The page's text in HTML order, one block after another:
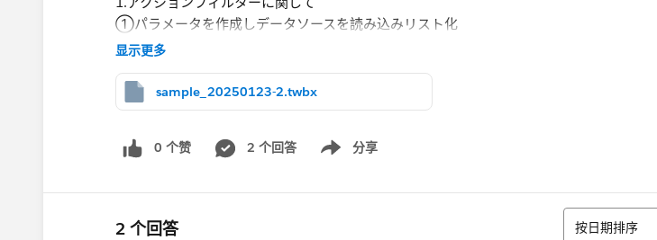
①パラメータを作成しデータソースを読み込みリスト化
アクションのパラメーターアクションを利用し下記の設定にしました
課題：
リスト化した値はデータソースから取得しているので初期値が「ALL」とならない。
下記計算式を作成し件数が一緒であればALLそうでなければ選択項目を表示としてみまし
显示更多
sample_20250123-2.twbx
0 个赞 2 个回答 分享
Show menu
2 个回答 排序
按日期排序